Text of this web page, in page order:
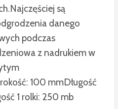
Najczęściej są
danego
podczas
z nadrukiem w
100 mmDługość
1 rolki: 250 mb